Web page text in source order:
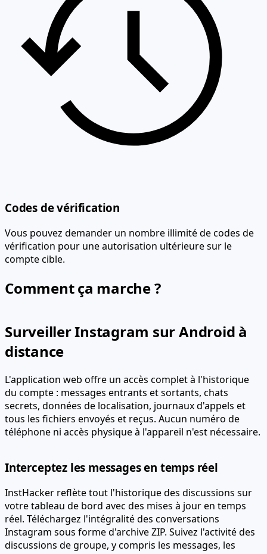
Codes de vérification
Vous pouvez demander un nombre illimité de codes de
vérification pour une autorisation ultérieure sur le
compte cible.
Comment ça marche ?
Surveiller Instagram sur Android à
distance
L'application web offre un accès complet à l'historique
du compte : messages entrants et sortants, chats
secrets, données de localisation, journaux d'appels et
tous les fichiers envoyés et reçus. Aucun numéro de
téléphone ni accès physique à l'appareil n'est nécessaire.
Interceptez les messages en temps réel
InstHacker reflète tout l'historique des discussions sur
votre tableau de bord avec des mises à jour en temps
réel. Téléchargez l'intégralité des conversations
Instagram sous forme d'archive ZIP. Suivez l'activité des
discussions de groupe, y compris les messages, les